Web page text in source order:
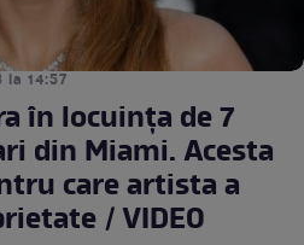
la 14:57
în locuința de 7
din Miami. Acesta
care artista a
/ VIDEO